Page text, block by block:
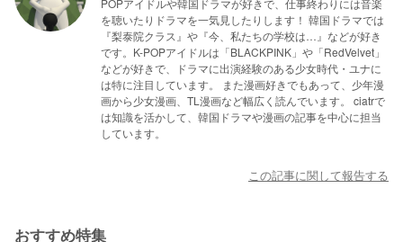
を聴いたりドラマを一気見したりします！ 韓国ドラマでは
『梨泰院クラス』や『今、私たちの学校は…』などが好き
です。K-POPアイドルは「BLACKPINK」や「RedVelvet」
などが好きで、ドラマに出演経験のある少女時代・ユナに
は特に注目しています。 また漫画好きでもあって、少年漫
画から少女漫画、TL漫画など幅広く読んでいます。 ciatrで
は知識を活かして、韓国ドラマや漫画の記事を中心に担当
しています。
この記事に関して報告する
おすすめ特集